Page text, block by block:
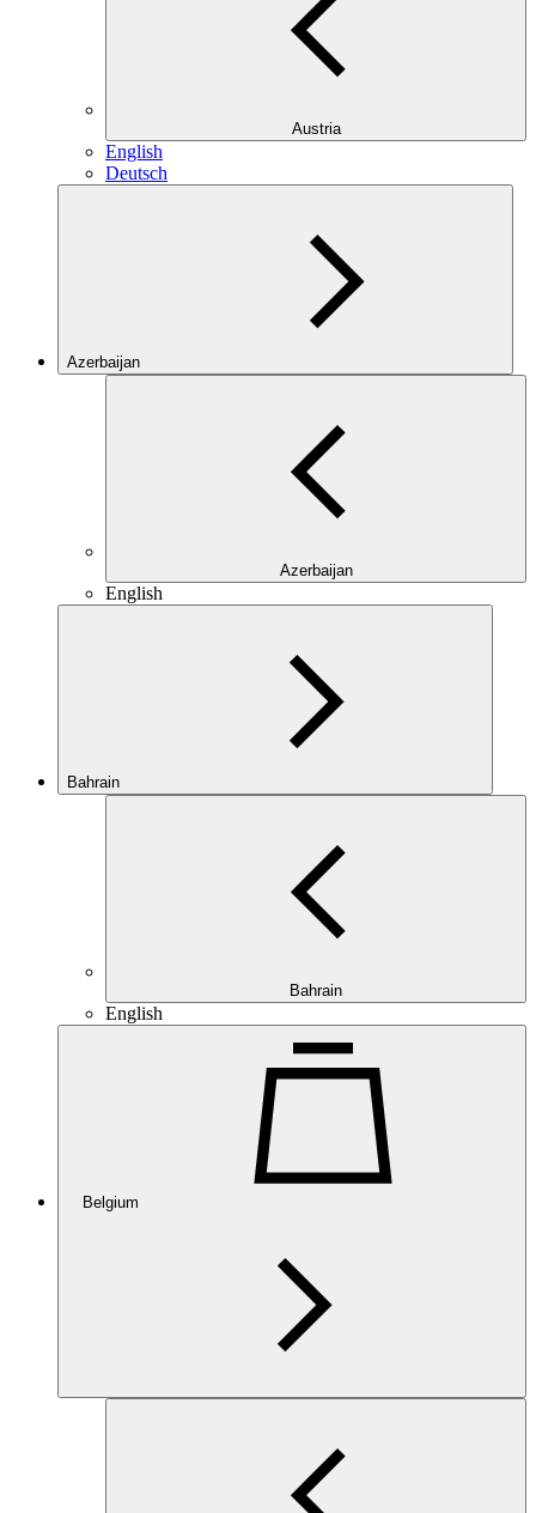
Austria
English
Deutsch
Azerbaijan
Azerbaijan
English
Bahrain
Bahrain
English
Belgium